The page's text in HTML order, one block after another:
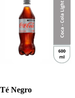
Té Negro